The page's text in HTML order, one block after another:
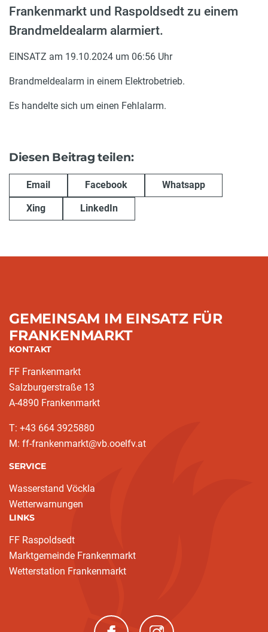
Frankenmarkt und Raspoldsedt zu einem
Brandmeldealarm alarmiert.
EINSATZ am 19.10.2024 um 06:56 Uhr
Brandmeldealarm in einem Elektrobetrieb.
Es handelte sich um einen Fehlalarm.
Diesen Beitrag teilen:
Email Facebook Whatsapp
Xing LinkedIn
GEMEINSAM IM EINSATZ FÜR
FRANKENMARKT
KONTAKT
FF Frankenmarkt
Salzburgerstraße 13
A-4890 Frankenmarkt
T: +43 664 3925880
M: ff-frankenmarkt@vb.ooelfv.at
SERVICE
Wasserstand Vöckla
Wetterwarnungen
LINKS
FF Raspoldsedt
Marktgemeinde Frankenmarkt
Wetterstation Frankenmarkt